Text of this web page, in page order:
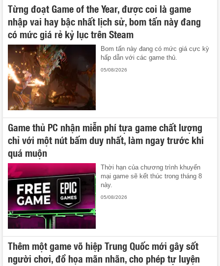
Từng đoạt Game of the Year, được coi là game
nhập vai hay bậc nhất lịch sử, bom tấn này đang
có mức giá rẻ kỷ lục trên Steam
Bom tấn này đang có mức giá cực kỳ
hấp dẫn với các game thủ.
05/08/2026
Game thủ PC nhận miễn phí tựa game chất lượng
chỉ với một nút bấm duy nhất, làm ngay trước khi
quá muộn
Thời hạn của chương trình khuyến
mại game sẽ kết thúc trong tháng 8
này.
05/08/2026
Thêm một game võ hiệp Trung Quốc mới gây sốt
người chơi, đồ họa mãn nhãn, cho phép tự luyện